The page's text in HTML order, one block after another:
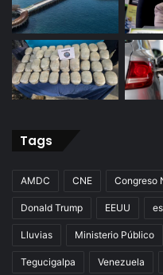
Tags
AMDC CNE Congreso
Donald Trump EEUU
Lluvias Ministerio Público
Tegucigalpa Venezuela